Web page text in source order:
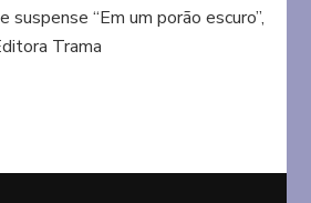
um
porão
suspense “Em um porão escuro”,
Trama